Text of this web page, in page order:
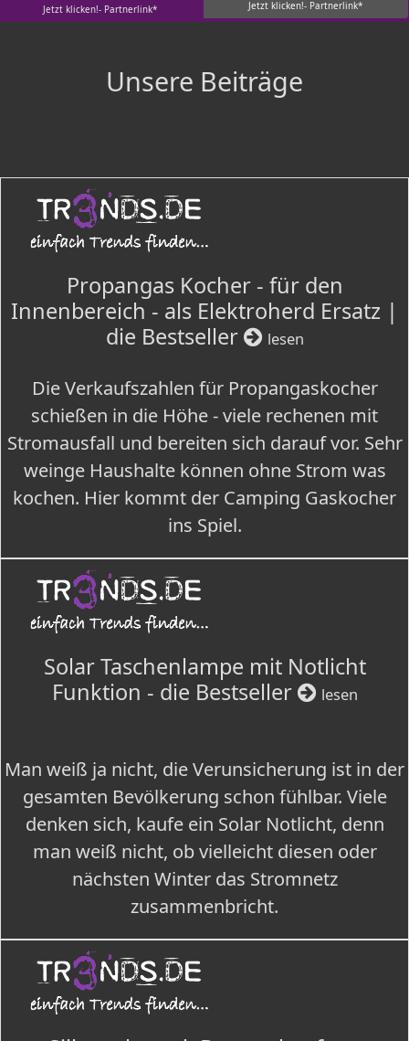
Jetzt klicken!- Partnerlink* Jetzt klicken!- Partnerlink*
Unsere Beiträge
Propangas Kocher - für den
Innenbereich - als Elektroherd Ersatz |
die Bestseller
lesen
Die Verkaufszahlen für Propangaskocher
schießen in die Höhe - viele rechenen mit
Stromausfall und bereiten sich darauf vor. Sehr
weinge Haushalte können ohne Strom was
kochen. Hier kommt der Camping Gaskocher
ins Spiel.
Solar Taschenlampe mit Notlicht
Funktion - die Bestseller
lesen
Man weiß ja nicht, die Verunsicherung ist in der
gesamten Bevölkerung schon fühlbar. Viele
denken sich, kaufe ein Solar Notlicht, denn
man weiß nicht, ob vielleicht diesen oder
nächsten Winter das Stromnetz
zusammenbricht.